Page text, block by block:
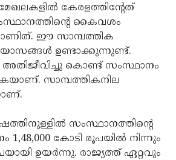
കേരളത്തിന്റേത്
കൈവശം
ഈ സാമ്പത്തിക
ഉണ്ടാക്കുന്നുണ്ട്.
അതിജീവിച്ചു കൊണ്ട് സംസ്ഥാനം
സാമ്പത്തികനില
സംസ്ഥാനത്തിന്റെ
1,48,000 കോടി രൂപയിൽ നിന്നും
ഉയർന്നു. രാജ്യത്ത് ഏറ്റവും